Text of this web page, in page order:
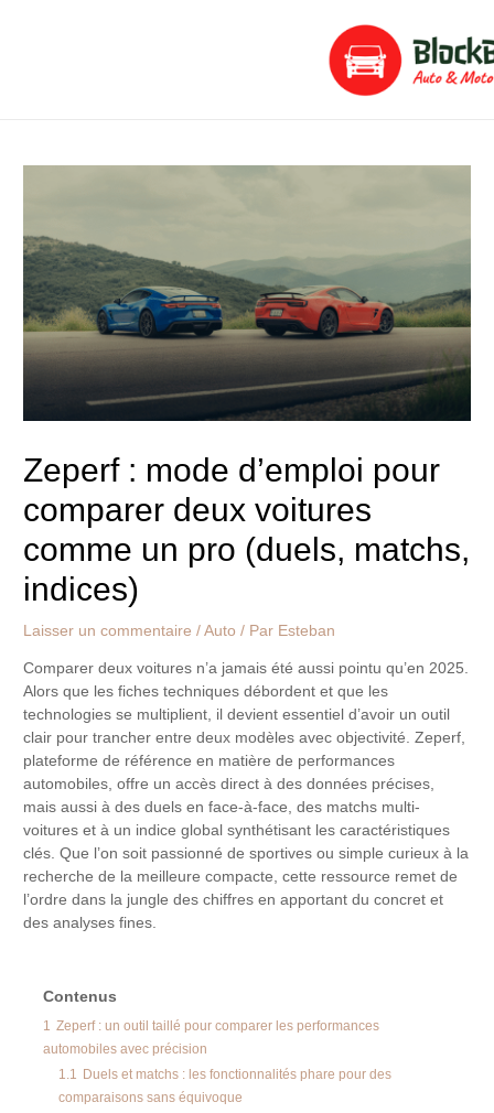
Zeperf : mode d’emploi pour
comparer deux voitures
comme un pro (duels, matchs,
indices)
Laisser un commentaire /Auto / Par Esteban
Comparer deux voitures n’a jamais été aussi pointu qu’en 2025.
Alors que les fiches techniques débordent et que les
technologies se multiplient, il devient essentiel d’avoir un outil
clair pour trancher entre deux modèles avec objectivité. Zeperf,
plateforme de référence en matière de performances
automobiles, offre un accès direct à des données précises,
mais aussi à des duels en face-à-face, des matchs multi-
voitures et à un indice global synthétisant les caractéristiques
clés. Que l’on soit passionné de sportives ou simple curieux à la
recherche de la meilleure compacte, cette ressource remet de
l’ordre dans la jungle des chiffres en apportant du concret et
des analyses fines.
Contenus
1 Zeperf : un outil taillé pour comparer les performances
automobiles avec précision
1.1 Duels et matchs : les fonctionnalités phare pour des
comparaisons sans équivoque